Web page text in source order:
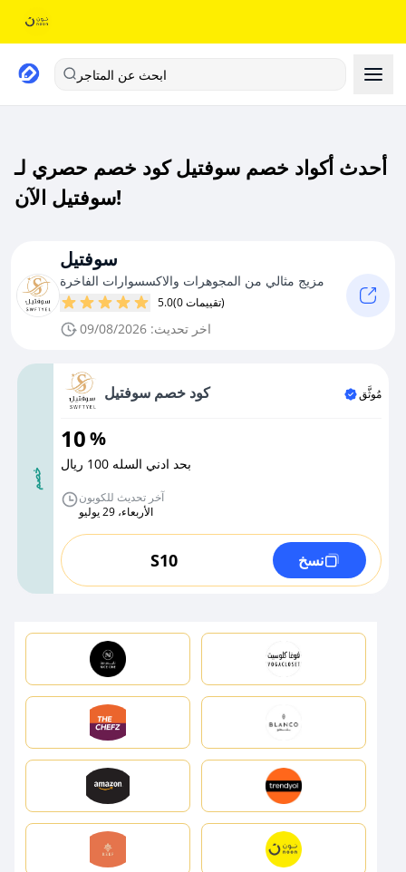
ابحث عن المتاجر
أحدث أكواد خصم سوفتيل كود خصم حصري لـ
سوفتيل الآن!
سوفتيل
مزيج مثالي من المجوهرات والاكسسوارات الفاخرة
5.0 (0 تقييمات)
اخر تحديث: 09/08/2026
خصم
كود خصم سوفتيل مُوثَّق
10%
بحد ادني السله 100 ريال
آخر تحديث للكوبون
الأربعاء، 29 يوليو
S10 نسخ